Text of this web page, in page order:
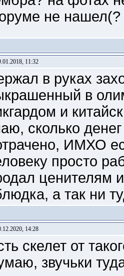
не нашел(?
11:32
в руках
в
и
сколько
ИМХО
просто
ценителям
а так ни
14:28
скелет от
звучьки